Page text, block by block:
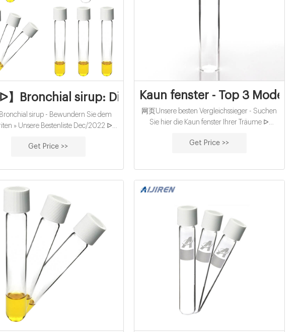
Vergleich
】Bronchial sirup: Die aktuell beliebtesten Modelle
sirup - Bewundern Sie dem
» Unsere Bestenliste Dec/2022 ᐅ
Angebote Sämtliche Testsieger →
Get Price >>
Kaun fenster - Top 3 Modelle
网页Unsere besten Vergleichssieger - Suchen
Sie hier die Kaun fenster Ihrer Träume ᐅ
Produktratgeber TOP Modelle Aktuelle
Get Price >>